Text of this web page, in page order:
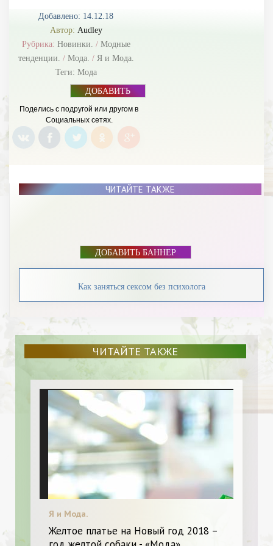
Добавлено: 14.12.18
Автор: Audley
Рубрика: Новинки. / Модные
тенденции. / Мода. / Я и Мода.
Теги: Мода
ДОБАВИТЬ
Поделись с подругой или другом в
Социальных сетях.
ЧИТАЙТЕ ТАКЖЕ
ДОБАВИТЬ БАННЕР
Как заняться сексом без психолога
ЧИТАЙТЕ ТАКЖЕ
Я и Мода.
Желтое платье на Новый год 2018 –